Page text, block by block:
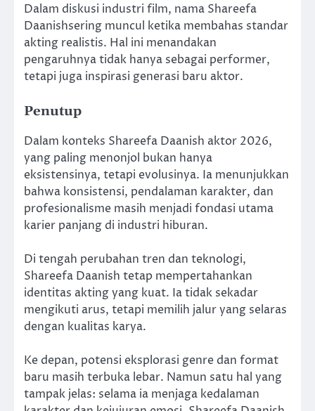
Dalam diskusi industri film, nama Shareefa
Daanishsering muncul ketika membahas standar
akting realistis. Hal ini menandakan
pengaruhnya tidak hanya sebagai performer,
tetapi juga inspirasi generasi baru aktor.
Penutup
Dalam konteks Shareefa Daanish aktor 2026,
yang paling menonjol bukan hanya
eksistensinya, tetapi evolusinya. Ia menunjukkan
bahwa konsistensi, pendalaman karakter, dan
profesionalisme masih menjadi fondasi utama
karier panjang di industri hiburan.
Di tengah perubahan tren dan teknologi,
Shareefa Daanish tetap mempertahankan
identitas akting yang kuat. Ia tidak sekadar
mengikuti arus, tetapi memilih jalur yang selaras
dengan kualitas karya.
Ke depan, potensi eksplorasi genre dan format
baru masih terbuka lebar. Namun satu hal yang
tampak jelas: selama ia menjaga kedalaman